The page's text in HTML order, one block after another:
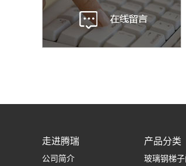
走进腾瑞
公司简介
产品分类
玻璃钢梯子